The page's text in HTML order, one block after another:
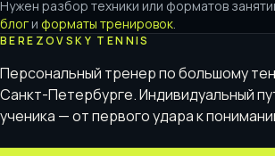
Нужен разбор техники или форматов
блог и форматы тренировок.
BEREZOVSKY TENNIS
Персональный тренер по большому
Санкт-Петербурге. Индивидуальный
ученика — от первого удара к